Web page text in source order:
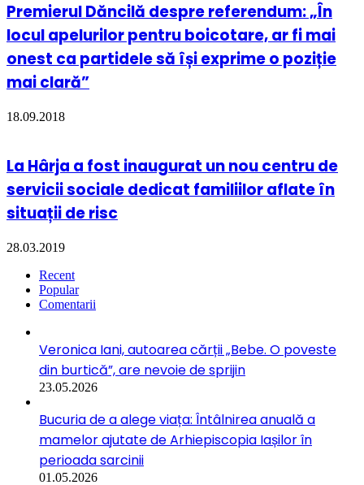
Premierul Dăncilă despre referendum: „În
locul apelurilor pentru boicotare, ar fi mai
onest ca partidele să își exprime o poziție
mai clară”
18.09.2018
La Hârja a fost inaugurat un nou centru de
servicii sociale dedicat familiilor aflate în
situații de risc
28.03.2019
Recent
Popular
Comentarii
Veronica Iani, autoarea cărții „Bebe. O poveste
din burtică”, are nevoie de sprijin
23.05.2026
Bucuria de a alege viața: Întâlnirea anuală a
mamelor ajutate de Arhiepiscopia Iașilor în
perioada sarcinii
01.05.2026